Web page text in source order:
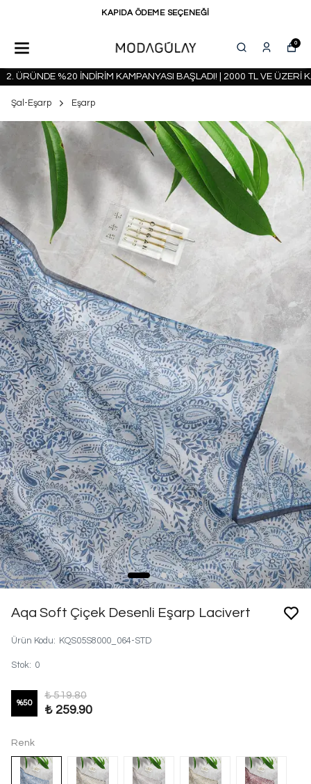
KAPIDA ÖDEME SEÇENEĞİ
0
%20 İNDİRİM KAMPANYASI BAŞLADI! | 2000 TL VE ÜZERİ
Şal-Eşarp Eşarp
Aqa Soft Çiçek Desenli Eşarp Lacivert
Ürün Kodu: KQS05S8000_064-STD
Stok: 0
%50
₺ 519.80
₺ 259.90
Renk